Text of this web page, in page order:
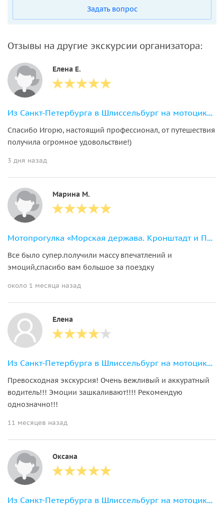
Задать вопрос
Отзывы на другие экскурсии организатора:
Елена Е.
Из Санкт-Петербурга в Шлиссельбург на мотоциклах. Крепость Орешек
Спасибо Игорю, настоящий профессионал, от путешествия
получила огромное удовольствие!)
3 дня назад
Марина М.
Мотопрогулка «Морская держава. Кронштадт и Петергоф»
Все было супер.получили массу впечатлений и
эмоций,спасибо вам большое за поездку
около 1 месяца назад
Елена
Из Санкт-Петербурга в Шлиссельбург на мотоциклах. Крепость Орешек
Превосходная экскурсия! Очень вежливый и аккуратный
водитель!!! Эмоции зашкаливают!!!! Рекомендую
однозначно!!!
11 месяцев назад
Оксана
Из Санкт-Петербурга в Шлиссельбург на мотоциклах. Крепость Орешек